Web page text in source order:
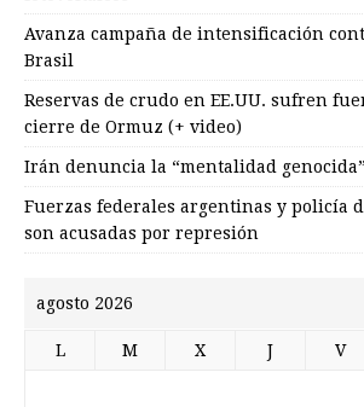
Avanza campaña de intensificación
Brasil
Reservas de crudo en EE.UU. sufren
cierre de Ormuz (+ video)
Irán denuncia la “mentalidad genocida”
Fuerzas federales argentinas y policía
son acusadas por represión
agosto 2026
L M X J V